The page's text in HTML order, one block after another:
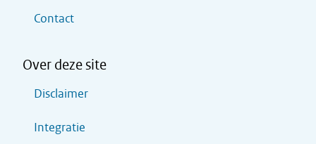
Contact
Over deze site
Disclaimer
Integratie